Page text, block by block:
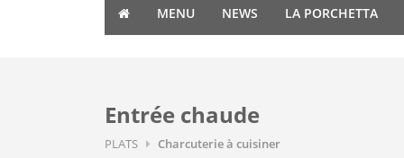
MENU NEWS LA PORCHETTA
Entrée chaude
PLATS Charcuterie à cuisiner